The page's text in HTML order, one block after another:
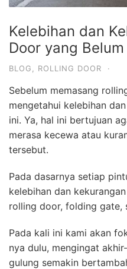
Kelebihan dan
Door yang
BLOG ROLLING DOOR ·
Sebelum memasang
mengetahui kelebihan
ini. Ya, hal ini bertujuan
merasa kecewa atau
tersebut.
Pada dasarnya setiap
kelebihan dan
rolling door, folding gate,
Pada kali ini kami akan
nya dulu, mengingat
gulung semakin